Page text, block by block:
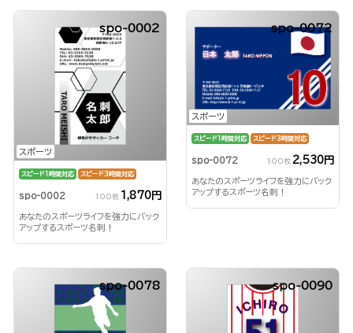
スポーツ
spo-0002
スピード1時間対応 スピード3時間対応
spo-0002 100枚 1,870円
あなたのスポーツライフを強力にバック
アップするスポーツ名刺！
スポーツ
spo-0072
スピード1時間対応 スピード3時間対応
spo-0072 100枚 2,530円
あなたのスポーツライフを強力にバック
アップするスポーツ名刺！
spo-0078 spo-0090